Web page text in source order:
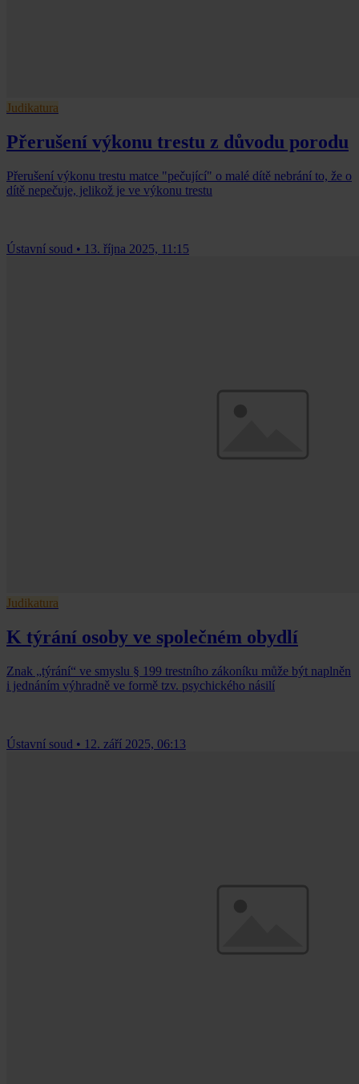
Judikatura
Přerušení výkonu trestu z důvodu porodu
Přerušení výkonu trestu matce "pečující" o malé dítě nebrání to, že o
dítě nepečuje, jelikož je ve výkonu trestu
Ústavní soud • 13. října 2025, 11:15
Judikatura
K týrání osoby ve společném obydlí
Znak „týrání“ ve smyslu § 199 trestního zákoníku může být naplněn
i jednáním výhradně ve formě tzv. psychického násilí
Ústavní soud • 12. září 2025, 06:13